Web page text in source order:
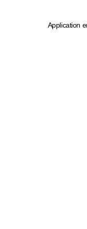
Application